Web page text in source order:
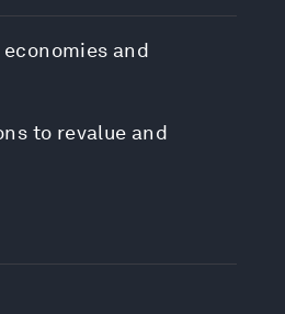
and
to revalue and